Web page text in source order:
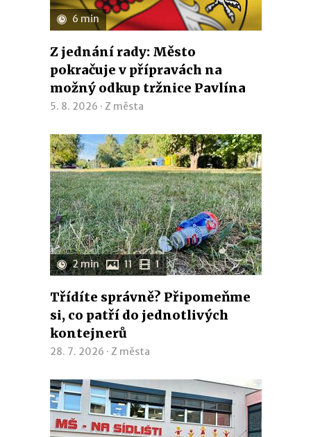
6 min
Z jednání rady: Město
pokračuje v přípravách na
možný odkup tržnice Pavlína
5. 8. 2026 · Z města
2 min 11 1
Třídíte správně? Připomeňme
si, co patří do jednotlivých
kontejnerů
28. 7. 2026 · Z města